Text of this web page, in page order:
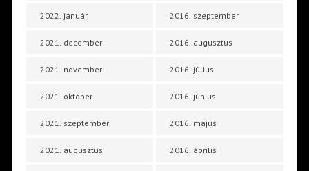
2022. január
2021. december
2021. november
2021. október
2021. szeptember
2021. augusztus
2016. szeptember
2016. augusztus
2016. július
2016. június
2016. május
2016. április